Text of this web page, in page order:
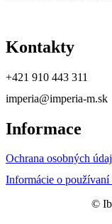
Kontakty
+421 910 443 311
imperia@imperia-m.sk
Informace
Ochrana osobných
Informácie o používaní
©